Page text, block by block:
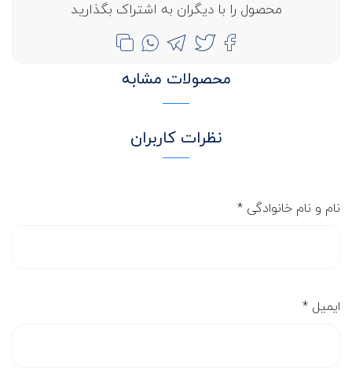
محصول را با دیگران به اشتراک بگذارید
محصولات مشابه
نظرات کاربران
نام و نام خانوادگی *
ایمیل *